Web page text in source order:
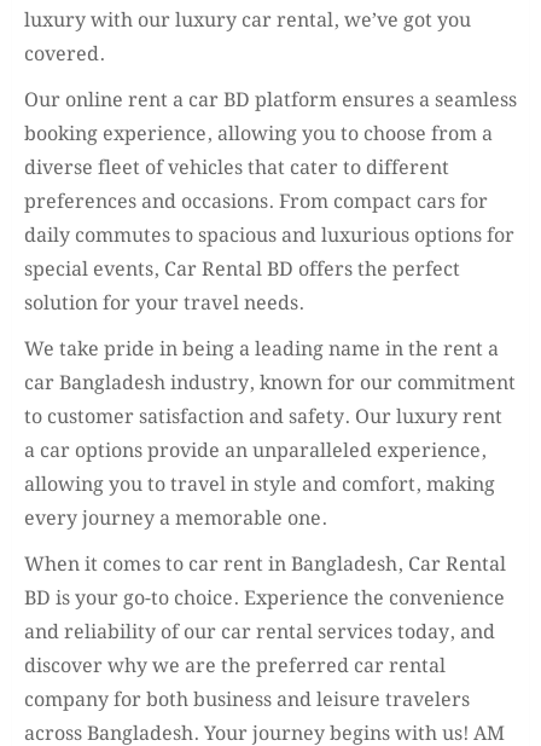
luxury with our luxury car rental, we’ve got you
covered.
Our online rent a car BD platform ensures a seamless
booking experience, allowing you to choose from a
diverse fleet of vehicles that cater to different
preferences and occasions. From compact cars for
daily commutes to spacious and luxurious options for
special events, Car Rental BD offers the perfect
solution for your travel needs.
We take pride in being a leading name in the rent a
car Bangladesh industry, known for our commitment
to customer satisfaction and safety. Our luxury rent
a car options provide an unparalleled experience,
allowing you to travel in style and comfort, making
every journey a memorable one.
When it comes to car rent in Bangladesh, Car Rental
BD is your go-to choice. Experience the convenience
and reliability of our car rental services today, and
discover why we are the preferred car rental
company for both business and leisure travelers
across Bangladesh. Your journey begins with us! AM